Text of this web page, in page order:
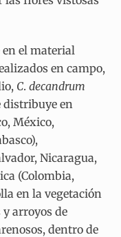
en el material
en campo,
C. decandrum
distribuye en
México,
Nicaragua,
(Colombia,
en la vegetación
arroyos de
dentro de